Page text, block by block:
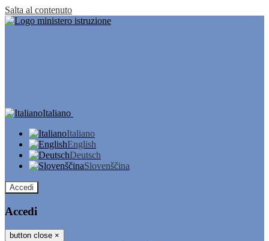
Salta al contenuto
Italiano
Italiano
English
Deutsch
Slovenščina
Accedi
Accedi
button close ×